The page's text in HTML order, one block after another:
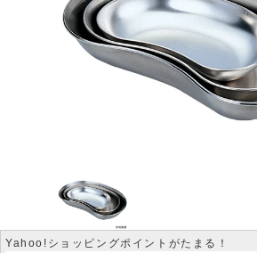
Yahoo!ショッピングポイントがたまる！